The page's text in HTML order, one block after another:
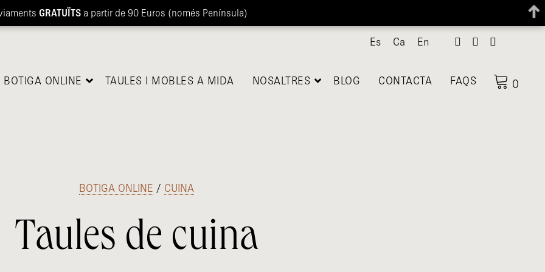
Es Ca En
BOTIGA ONLINE TAULES I MOBLES A MIDA NOSALTRES BLOG CONTACTA FAQS 0
BOTIGA ONLINE / CUINA
Taules de cuina
GRATUÏTSa partir de 90 Euros (només Península)